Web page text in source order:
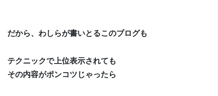
だから、わしらが書いとるこのブログも
テクニックで上位表示されても
その内容がポンコツじゃったら